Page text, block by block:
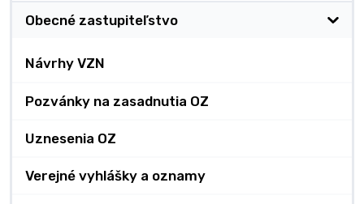
Obecné zastupiteľstvo
Návrhy VZN
Pozvánky na zasadnutia OZ
Uznesenia OZ
Verejné vyhlášky a oznamy